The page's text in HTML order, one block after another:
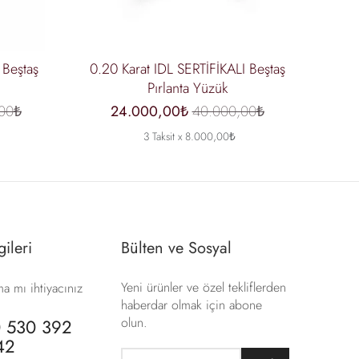
0.20 Karat IDL SERTİFİKALI Beştaş
Pırlanta Yüzük
24.000,00₺40.000,00₺
3 Taksit x 8.000,00₺
mı ihtiyacınız
530 392
Bülten ve Sosyal
Yeni ürünler ve özel tekliflerden
haberdar olmak için abone
olun.